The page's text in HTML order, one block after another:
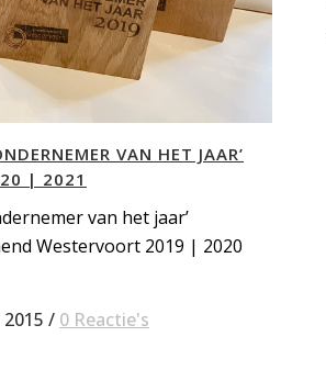
VAN HET JAAR’
| 2021
van het jaar’
Westervoort 2019 | 2020
/ 0 Reactie's